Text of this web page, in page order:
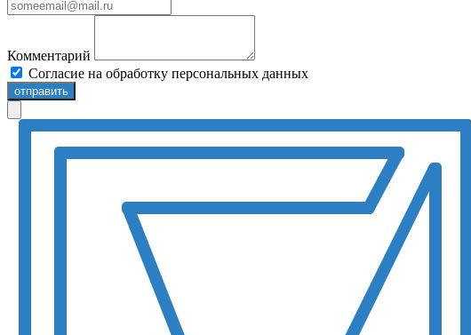
Комментарий
Согласие на обработку персональных данных
отправить